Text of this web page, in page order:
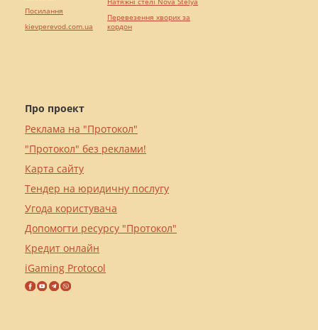
Про проект
Реклама на "Протокол"
"Протокол" без реклами!
Карта сайту
Тендер на юридичну послугу
Угода користувача
Допомогти ресурсу "Протокол"
Кредит онлайн
iGaming Protocol
Посилання
kievperevod.com.ua
Перевезення хворих за
кордон